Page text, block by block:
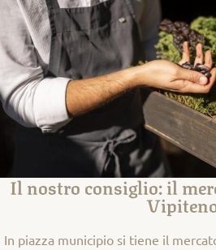
Il nostro consiglio: il
In piazza municipio si tiene il